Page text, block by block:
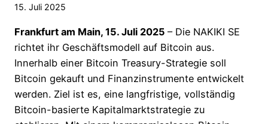
15. Juli 2025
Frankfurt am Main, 15. Juli 2025 – Die NAKIKI SE
richtet ihr Geschäftsmodell auf Bitcoin aus.
Innerhalb einer Bitcoin Treasury-Strategie soll
Bitcoin gekauft und Finanzinstrumente entwickelt
werden. Ziel ist es, eine langfristige, vollständig
Bitcoin-basierte Kapitalmarktstrategie zu